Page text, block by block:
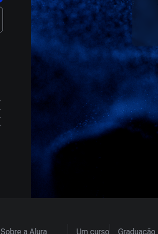
Sobre a Alura Um curso Graduação